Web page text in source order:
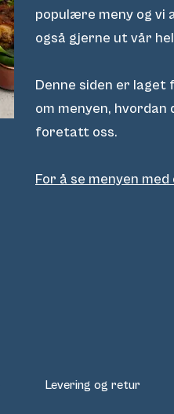
populære meny og vi
også gjerne ut vår
Denne siden er
om menyen,
foretatt oss.
For å se menyen
Levering og retur